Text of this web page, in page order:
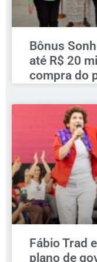
Bônus
até R$ 20
compra do
Fábio Trad
plano de